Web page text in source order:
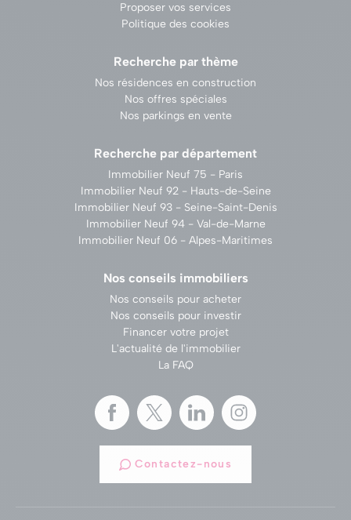
Proposer vos services
Politique des cookies
Recherche par thème
Nos résidences en construction
Nos offres spéciales
Nos parkings en vente
Recherche par département
Immobilier Neuf 75 - Paris
Immobilier Neuf 92 - Hauts-de-Seine
Immobilier Neuf 93 - Seine-Saint-Denis
Immobilier Neuf 94 - Val-de-Marne
Immobilier Neuf 06 - Alpes-Maritimes
Nos conseils immobiliers
Nos conseils pour acheter
Nos conseils pour investir
Financer votre projet
L'actualité de l'immobilier
La FAQ
Contactez-nous